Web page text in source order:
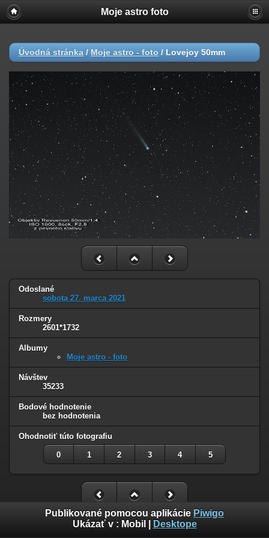
Moje astro foto
Úvodná stránka / Moje astro - foto / Lovejoy 50mm
Odoslané
sobota 27. marca 2021
Rozmery
2601*1732
Albumy
Moje astro - foto
Návštev
35233
Bodové hodnotenie
bez hodnotenia
Ohodnotiť túto fotografiu
0 1 2 3 4 5
Publikované pomocou aplikácie Piwigo
Ukázať v : Mobil Desktope